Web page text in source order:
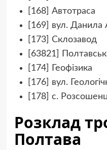
[168] Автотраса
[169] вул. Данила
[173] Склозавод
[63821]
[174] Геофізика
[176] вул.
[178] с.
Розклад
Полтава